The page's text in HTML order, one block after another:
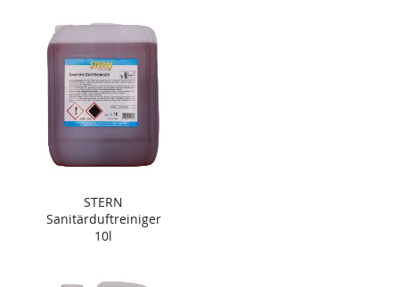
STERN
Sanitärduftreiniger
10l